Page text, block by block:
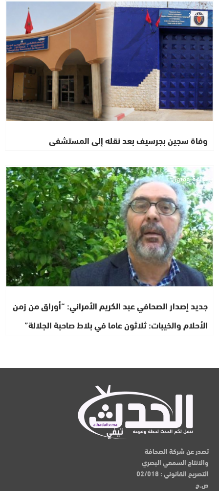
مجتمع
وفاة سجين بجرسيف بعد نقله إلى المستشفى
ثقافة وفنون
جديد إصدار الصحافي عبد الكريم الأمراني: “أوراق من زمن
الأحلام والخيبات: ثلاثون عاما في بلاط صاحبة الجلالة”
تصدر عن شركة الصحافة
والانتاج السمعي البصري
التصريح القانوني : 02/018
ص.ح